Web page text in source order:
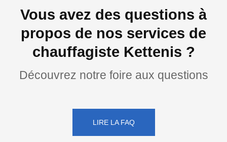
Vous avez des questions à
propos de nos services de
chauffagiste Kettenis ?
Découvrez notre foire aux questions
LIRE LA FAQ